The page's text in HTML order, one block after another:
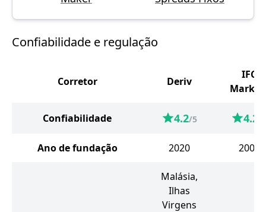
Confiabilidade e regulação
Corretor Deriv
IFC
Confiabilidade 4.2/5 4.2
Ano de fundação 2020 2006
Malásia,
Ilhas
Virgens